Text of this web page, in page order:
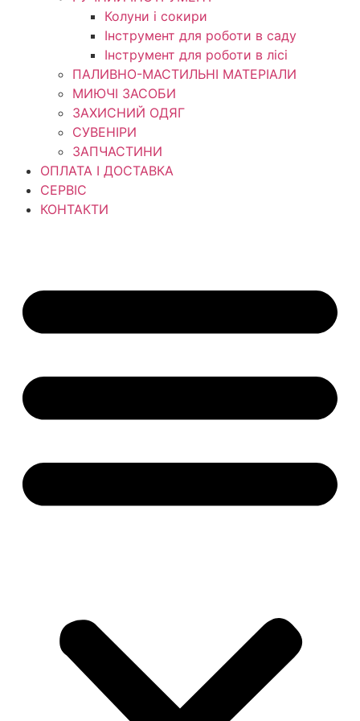
Колуни і сокири
Інструмент для роботи в саду
Інструмент для роботи в лісі
ПАЛИВНО-МАСТИЛЬНІ МАТЕРІАЛИ
МИЮЧІ ЗАСОБИ
ЗАХИСНИЙ ОДЯГ
СУВЕНІРИ
ЗАПЧАСТИНИ
ОПЛАТА І ДОСТАВКА
СЕРВІС
КОНТАКТИ